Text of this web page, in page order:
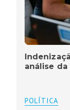
análise da
POLÍTICA